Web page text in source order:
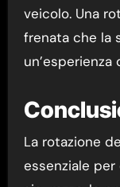
veicolo. Una
frenata che la
La rotazione
essenziale